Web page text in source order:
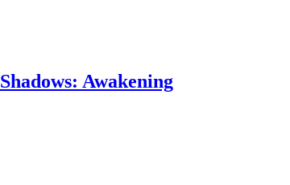
Awakening